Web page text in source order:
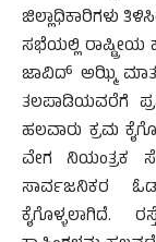
ಜಿಲ್ಲಾಧಿಕಾರಿಗಳು
ಸಭೆಯಲ್ಲಿ ರಾಷ್ಟ್ರೀಯ
ಜಾವಿದ್ ಅಝ್ಮಿ
ತಲಪಾಡಿಯವರೆಗೆ
ಹಲವಾರು ಕ್ರಮ
ವೇಗ ನಿಯಂತ್ರಕ
ಸಾರ್ವಜನಿಕರ
ಕೈಗೊಳ್ಳಲಾಗಿದೆ.